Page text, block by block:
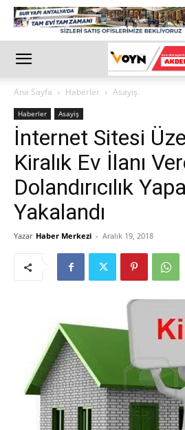
Ana Sayfa Haberler Asayiş
Haberler Asayiş
İnternet Sitesi
Kiralık Ev İlanı
Dolandırıcılık
Yakalandı
Yazar Haber Merkezi - Aralık 19, 2018